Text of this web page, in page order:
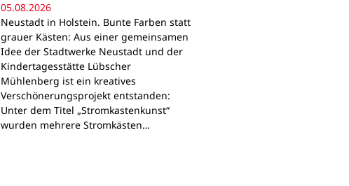
05.08.2026
Neustadt in Holstein. Bunte Farben statt
grauer Kästen: Aus einer gemeinsamen
Idee der Stadtwerke Neustadt und der
Kindertagesstätte Lübscher
Mühlenberg ist ein kreatives
Verschönerungsprojekt entstanden:
Unter dem Titel „Stromkastenkunst“
wurden mehrere Stromkästen…